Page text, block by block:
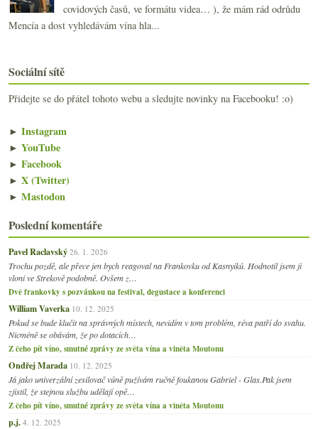
covidových časů, ve formátu videa… ), že mám rád odrůdu
Mencía a dost vyhledávám vína hla...
Sociální sítě
Přidejte se do přátel tohoto webu a sledujte novinky na Facebooku! :o)
► Instagram
► YouTube
► Facebook
► X (Twitter)
► Mastodon
Poslední komentáře
Pavel Raclavský 26. 1. 2026
Trochu pozdě, ale přece jen bych reagoval na Frankovku od Kasnyiků. Hodnotil jsem ji
vloni ve Strekově podobně. Ovšem z…
Dvě frankovky s pozvánkou na festival, degustace a konferenci
William Vaverka 10. 12. 2025
Pokud se bude klučit na správných místech, nevidím v tom problém, réva patří do svahu.
Nicméně se obávám, že po dotacích…
Z čeho pít víno, smutné zprávy ze světa vína a viněta Moutonu
Ondřej Marada 10. 12. 2025
Já jako univerzální zesilovač vůně pužívám ručně foukanou Gabriel - Glas.Pak jsem
zjistil, že stejnou službu udělají opě…
Z čeho pít víno, smutné zprávy ze světa vína a viněta Moutonu
p.j. 4. 12. 2025